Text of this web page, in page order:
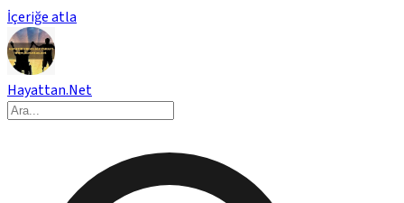
İçeriğe atla
Hayattan.Net